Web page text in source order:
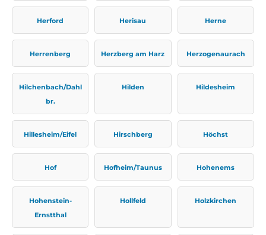
Herford Herisau Herne
Herrenberg Herzberg am Harz Herzogenaurach
Hilchenbach/Dahl
br.
Hilden Hildesheim
Hillesheim/Eifel Hirschberg Höchst
Hof Hofheim/Taunus Hohenems
Hohenstein-
Ernstthal
Hollfeld Holzkirchen